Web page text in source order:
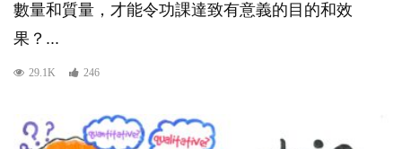
數量和質量，才能令功課達致有意義的目的和效
果？...
29.1K 246